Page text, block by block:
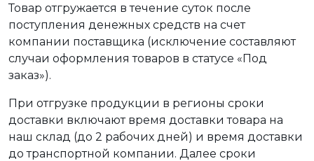
Товар отгружается в течение суток после
поступления денежных средств на счет
компании поставщика (исключение составляют
случаи оформления товаров в статусе «Под
заказ»).
При отгрузке продукции в регионы сроки
доставки включают время доставки товара на
наш склад (до 2 рабочих дней) и время доставки
до транспортной компании. Далее сроки